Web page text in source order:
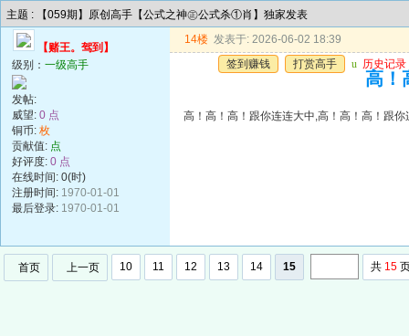
主题 : 【059期】原创高手【公式之神㊣公式杀①肖】独家发表
【赌王。驾到】
级别： 一级高手
发帖:
威望: 0 点
铜币: 枚
贡献值: 点
好评度: 0 点
在线时间: 0(时)
注册时间: 1970-01-01
最后登录: 1970-01-01
14楼 发表于: 2026-06-02 18:39
签到赚钱
打赏高手 u 历史记录
高！
高！高！高！跟你连连大中,高！高！高！跟你
首页 上一页 10 11 12 13 14 15 共 15